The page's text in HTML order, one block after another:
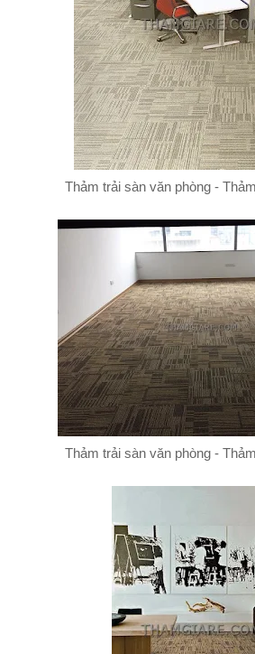
Thảm trải sàn văn phòng -
Thảm trải sàn văn phòng -